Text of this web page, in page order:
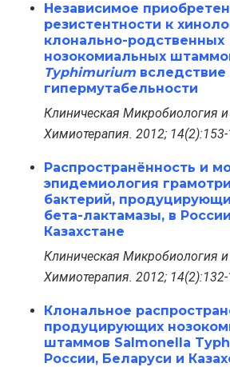
Независимое
резистентности к
клонально-родственных
нозокомиальных
Typhimurium вследствие
гипермутабельности
Клиническая Микробиология
Химиотерапия. 2012; 14(2):153-
Распространённость и
эпидемиология
бактерий,
бета-лактамазы, в
Казахстане
Клиническая Микробиология
Химиотерапия. 2012;
Клональное
продуцирующих
штаммов Salmonella
России, Беларуси и